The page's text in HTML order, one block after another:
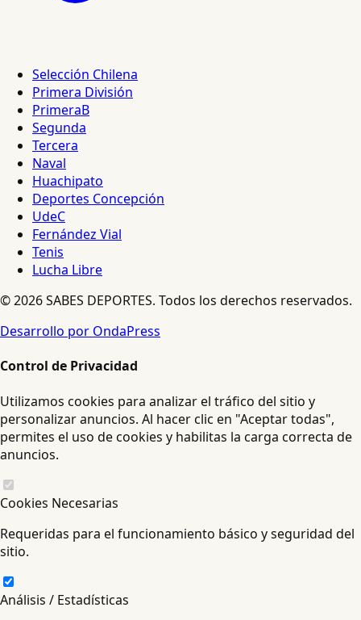
Selección Chilena
Primera División
PrimeraB
Segunda
Tercera
Naval
Huachipato
Deportes Concepción
UdeC
Fernández Vial
Tenis
Lucha Libre
© 2026 SABES DEPORTES. Todos los derechos reservados.
Desarrollo por OndaPress
Control de Privacidad
Utilizamos cookies para analizar el tráfico del sitio y
personalizar anuncios. Al hacer clic en "Aceptar todas",
permites el uso de cookies y habilitas la carga correcta de
anuncios.
Cookies Necesarias
Requeridas para el funcionamiento básico y seguridad del
sitio.
Análisis / Estadísticas